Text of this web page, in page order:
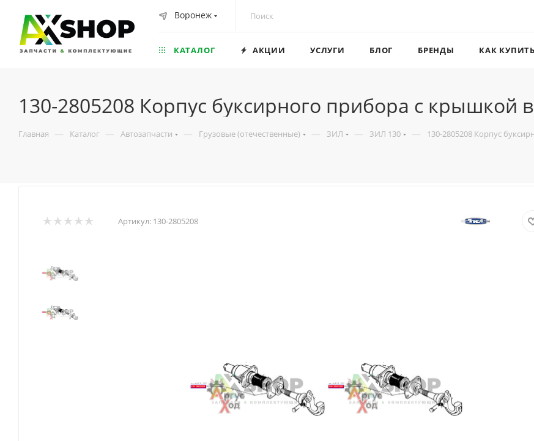
Воронеж
КАТАЛОГ АКЦИИ УСЛУГИ БЛОГ БРЕНДЫ КАК КУПИТЬ
130-2805208 Корпус буксирного прибора с крышкой
Главная — Каталог — Автозапчасти — Грузовые (отечественные) — ЗИЛ — ЗИЛ 130 — 130-2805208 Корпус
Артикул: 130-2805208